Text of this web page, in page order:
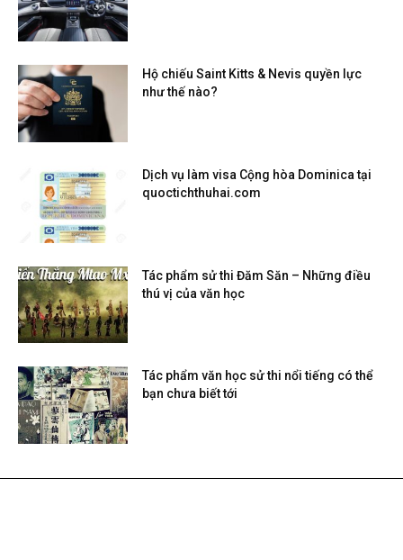
Hộ chiếu Saint Kitts & Nevis quyền lực
như thế nào?
Dịch vụ làm visa Cộng hòa Dominica tại
quoctichthuhai.com
Tác phẩm sử thi Đăm Săn – Những điều
thú vị của văn học
Tác phẩm văn học sử thi nổi tiếng có thể
bạn chưa biết tới